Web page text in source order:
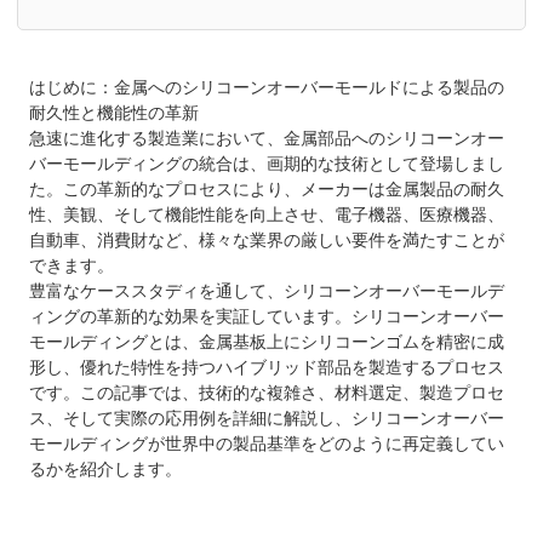
はじめに：金属へのシリコーンオーバーモールドによる製品の
耐久性と機能性の革新
急速に進化する製造業において、金属部品へのシリコーンオー
バーモールディングの統合は、画期的な技術として登場しまし
た。この革新的なプロセスにより、メーカーは金属製品の耐久
性、美観、そして機能性能を向上させ、電子機器、医療機器、
自動車、消費財など、様々な業界の厳しい要件を満たすことが
できます。
豊富なケーススタディを通して、シリコーンオーバーモールデ
ィングの革新的な効果を実証しています。シリコーンオーバー
モールディングとは、金属基板上にシリコーンゴムを精密に成
形し、優れた特性を持つハイブリッド部品を製造するプロセス
です。この記事では、技術的な複雑さ、材料選定、製造プロセ
ス、そして実際の応用例を詳細に解説し、シリコーンオーバー
モールディングが世界中の製品基準をどのように再定義してい
るかを紹介します。